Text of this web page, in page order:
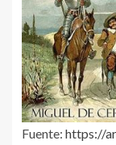
Fuente: https://